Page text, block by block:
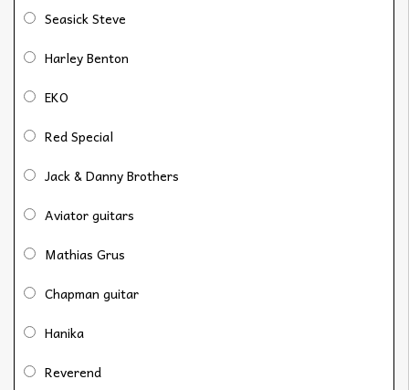
Seasick Steve
Harley Benton
EKO
Red Special
Jack & Danny Brothers
Aviator guitars
Mathias Grus
Chapman guitar
Hanika
Reverend